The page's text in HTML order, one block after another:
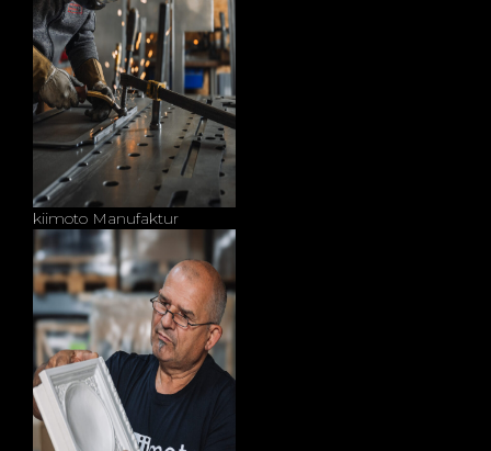
kiimoto Manufaktur